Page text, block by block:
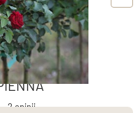
2 opinii